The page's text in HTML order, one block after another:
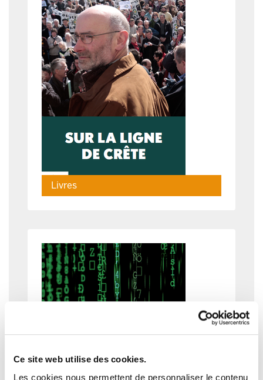
Ce site web utilise des cookies.
Les cookies nous permettent de personnaliser le contenu
Livres